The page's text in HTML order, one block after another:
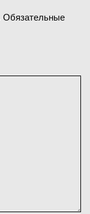
Обязательные